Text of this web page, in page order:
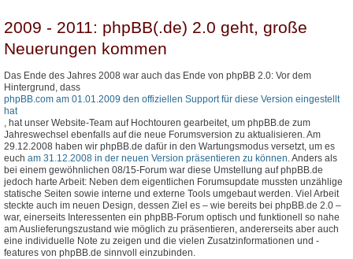
2009 - 2011: phpBB(.de) 2.0 geht, große
Neuerungen kommen
Das Ende des Jahres 2008 war auch das Ende von phpBB 2.0: Vor dem
Hintergrund, dass
phpBB.com am 01.01.2009 den offiziellen Support für diese Version eingestellt
hat
, hat unser Website-Team auf Hochtouren gearbeitet, um phpBB.de zum
Jahreswechsel ebenfalls auf die neue Forumsversion zu aktualisieren. Am
29.12.2008 haben wir phpBB.de dafür in den Wartungsmodus versetzt, um es
euch am 31.12.2008 in der neuen Version präsentieren zu können. Anders als
bei einem gewöhnlichen 08/15-Forum war diese Umstellung auf phpBB.de
jedoch harte Arbeit: Neben dem eigentlichen Forumsupdate mussten unzählige
statische Seiten sowie interne und externe Tools umgebaut werden. Viel Arbeit
steckte auch im neuen Design, dessen Ziel es – wie bereits bei phpBB.de 2.0 –
war, einerseits Interessenten ein phpBB-Forum optisch und funktionell so nahe
am Auslieferungszustand wie möglich zu präsentieren, andererseits aber auch
eine individuelle Note zu zeigen und die vielen Zusatzinformationen und -
features von phpBB.de sinnvoll einzubinden.